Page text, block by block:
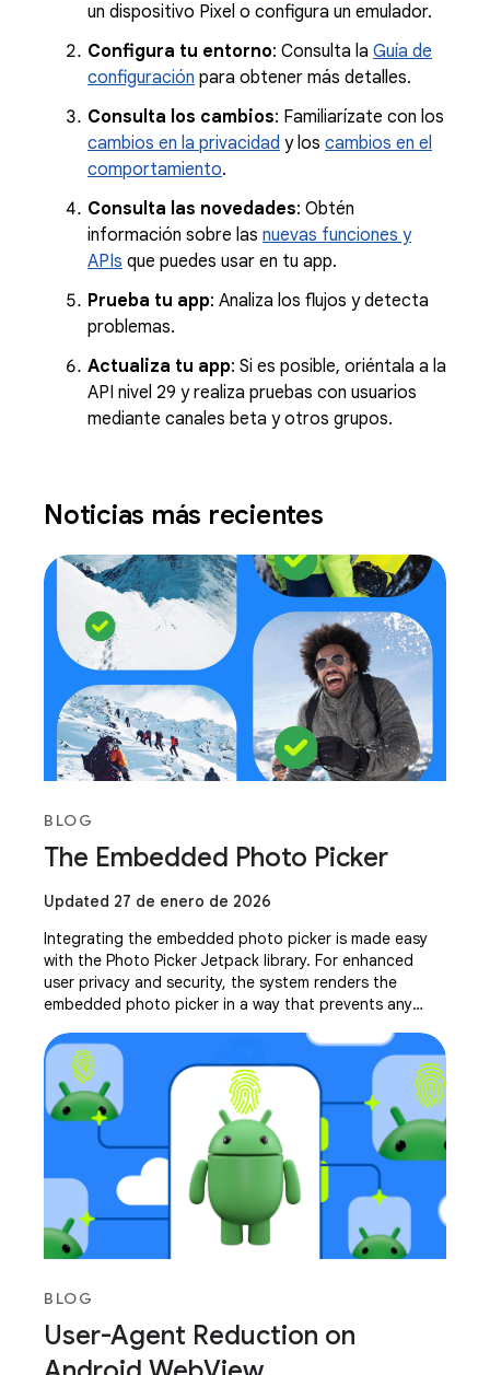
un dispositivo Pixel o configura un emulador.
Configura tu entorno: Consulta la Guía de
configuración para obtener más detalles.
Consulta los cambios: Familiarízate con los
cambios en la privacidad y los cambios en el
comportamiento.
Consulta las novedades: Obtén
información sobre las nuevas funciones y
APIs que puedes usar en tu app.
Prueba tu app: Analiza los flujos y detecta
problemas.
Actualiza tu app: Si es posible, oriéntala a la
API nivel 29 y realiza pruebas con usuarios
mediante canales beta y otros grupos.
Noticias más recientes
BLOG
The Embedded Photo Picker
Updated 27 de enero de 2026
Integrating the embedded photo picker is made easy
with the Photo Picker Jetpack library. For enhanced
user privacy and security, the system renders the
embedded photo picker in a way that prevents any
BLOG
User-Agent Reduction on